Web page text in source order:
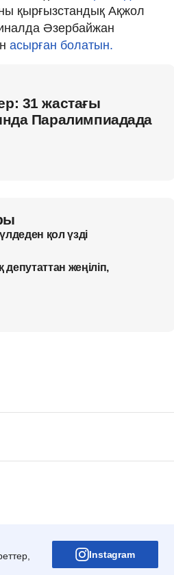
қырғызстандық Ақжол
Әзербайжан
асырған болатын.
31 жастағы
Паралимпиадада
қол үзді
жеңіліп,
Instagram